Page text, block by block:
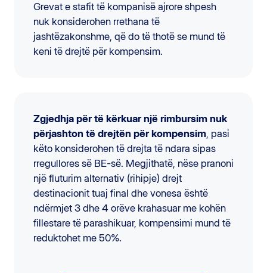
Grevat e stafit të kompanisë ajrore shpesh
nuk konsiderohen rrethana të
jashtëzakonshme, që do të thotë se mund të
keni të drejtë për kompensim.
Zgjedhja për të kërkuar një rimbursim nuk
përjashton të drejtën për kompensim, pasi
këto konsiderohen të drejta të ndara sipas
rregullores së BE-së. Megjithatë, nëse pranoni
një fluturim alternativ (rihipje) drejt
destinacionit tuaj final dhe vonesa është
ndërmjet 3 dhe 4 orëve krahasuar me kohën
fillestare të parashikuar, kompensimi mund të
reduktohet me 50%.